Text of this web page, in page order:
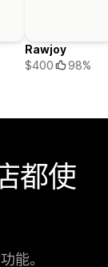
Rawjoy
$400
98%
都使
能。